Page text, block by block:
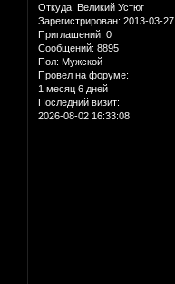
Откуда: Великий Устюг
Зарегистрирован: 2013-03-27
Приглашений: 0
Сообщений: 8895
Пол: Мужской
Провел на форуме:
1 месяц 6 дней
Последний визит:
2026-08-02 16:33:08